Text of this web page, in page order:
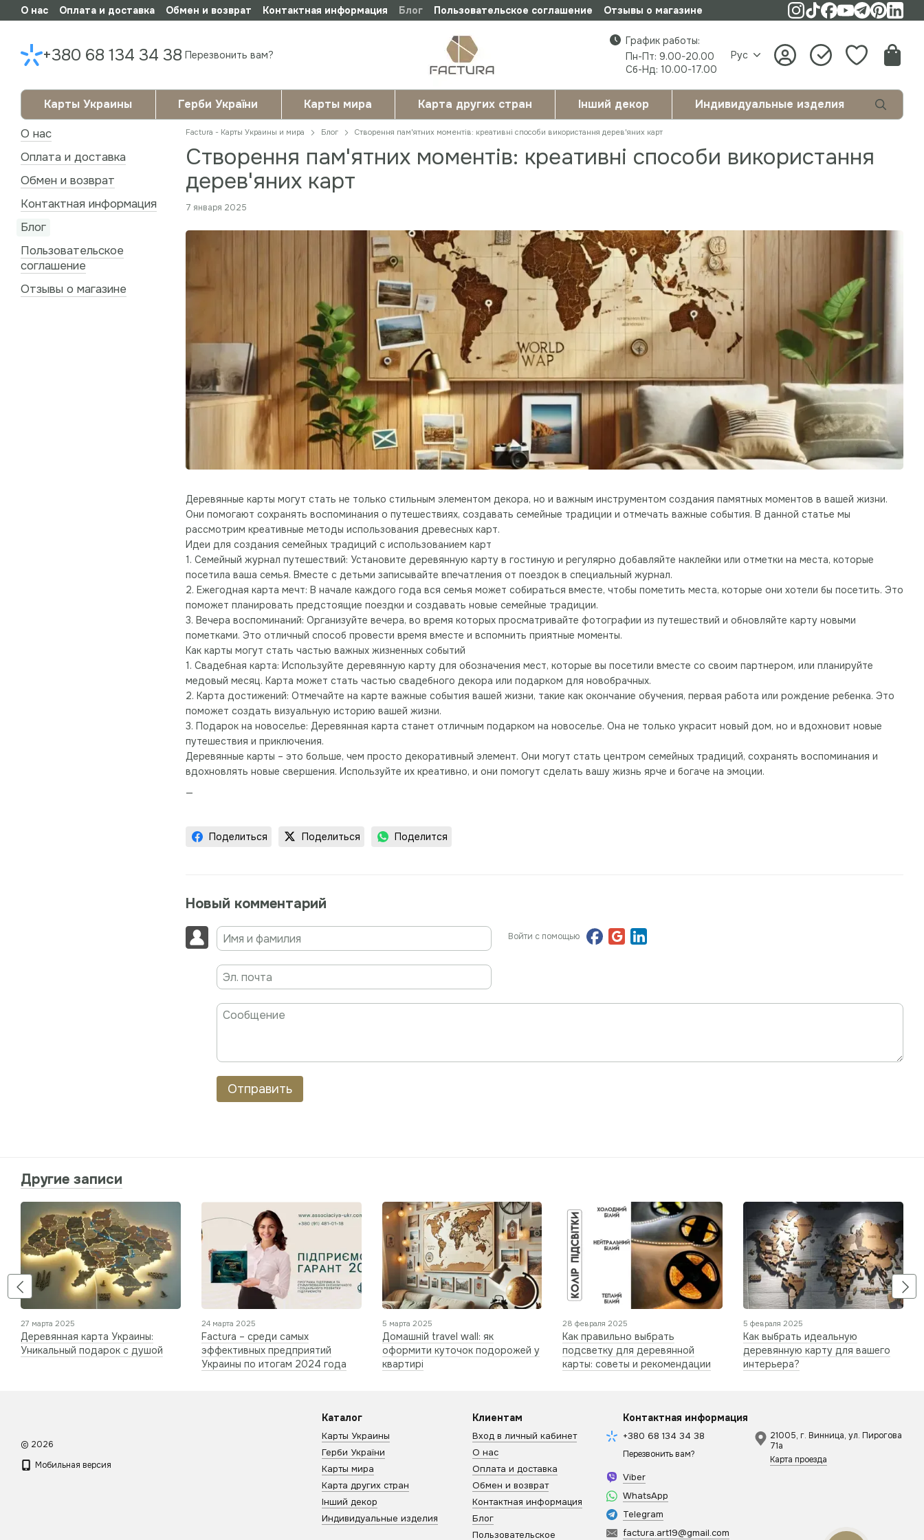
Перейти к основному контенту
О нас Оплата и доставка Обмен и возврат Контактная информация Блог Пользовательское соглашение Отзывы о магазине
+380 68 134 34 38 Перезвонить вам?
График работы:
Пн-Пт: 9.00-20.00
Сб-Нд: 10.00-17.00
Рус
Карты Украины Герби України Карты мира Карта других стран Інший декор Индивидуальные изделия
Factura - Карты Украины и мира Блог Створення пам'ятних моментів: креативні способи використання дерев'яних карт
Створення пам'ятних моментів: креативні способи використання
дерев'яних карт
7 января 2025
Деревянные карты могут стать не только стильным элементом декора, но и важным инструментом создания памятных моментов в вашей жизни.
Они помогают сохранять воспоминания о путешествиях, создавать семейные традиции и отмечать важные события. В данной статье мы
рассмотрим креативные методы использования древесных карт.
Идеи для создания семейных традиций с использованием карт
1. Семейный журнал путешествий: Установите деревянную карту в гостиную и регулярно добавляйте наклейки или отметки на места, которые
посетила ваша семья. Вместе с детьми записывайте впечатления от поездок в специальный журнал.
2. Ежегодная карта мечт: В начале каждого года вся семья может собираться вместе, чтобы пометить места, которые они хотели бы посетить. Это
поможет планировать предстоящие поездки и создавать новые семейные традиции.
3. Вечера воспоминаний: Организуйте вечера, во время которых просматривайте фотографии из путешествий и обновляйте карту новыми
пометками. Это отличный способ провести время вместе и вспомнить приятные моменты.
Как карты могут стать частью важных жизненных событий
1. Свадебная карта: Используйте деревянную карту для обозначения мест, которые вы посетили вместе со своим партнером, или планируйте
медовый месяц. Карта может стать частью свадебного декора или подарком для новобрачных.
2. Карта достижений: Отмечайте на карте важные события вашей жизни, такие как окончание обучения, первая работа или рождение ребенка. Это
поможет создать визуальную историю вашей жизни.
3. Подарок на новоселье: Деревянная карта станет отличным подарком на новоселье. Она не только украсит новый дом, но и вдохновит новые
путешествия и приключения.
Деревянные карты – это больше, чем просто декоративный элемент. Они могут стать центром семейных традиций, сохранять воспоминания и
вдохновлять новые свершения. Используйте их креативно, и они помогут сделать вашу жизнь ярче и богаче на эмоции.
Поделиться Поделиться Поделится
Новый комментарий
Войти с помощью
Отправить
О нас
Оплата и доставка
Обмен и возврат
Контактная информация
Блог
Пользовательское
соглашение
Отзывы о магазине
Другие записи
27 марта 2025
Деревянная карта Украины:
Уникальный подарок с душой
24 марта 2025
Factura – среди самых
эффективных предприятий
Украины по итогам 2024 года
5 марта 2025
Домашній travel wall: як
оформити куточок подорожей у
квартирі
28 февраля 2025
Как правильно выбрать
подсветку для деревянной
карты: советы и рекомендации
5 февраля 2025
Как выбрать идеальную
деревянную карту для вашего
интерьера?
© 2026
Мобильная версия
Каталог
Карты Украины
Герби України
Карты мира
Карта других стран
Інший декор
Индивидуальные изделия
Клиентам
Вход в личный кабинет
О нас
Оплата и доставка
Обмен и возврат
Контактная информация
Блог
Пользовательское
Контактная информация
+380 68 134 34 38
Перезвонить вам?
Viber
WhatsApp
Telegram
factura.art19@gmail.com
21005, г. Винница, ул. Пирогова
71а
Карта проезда